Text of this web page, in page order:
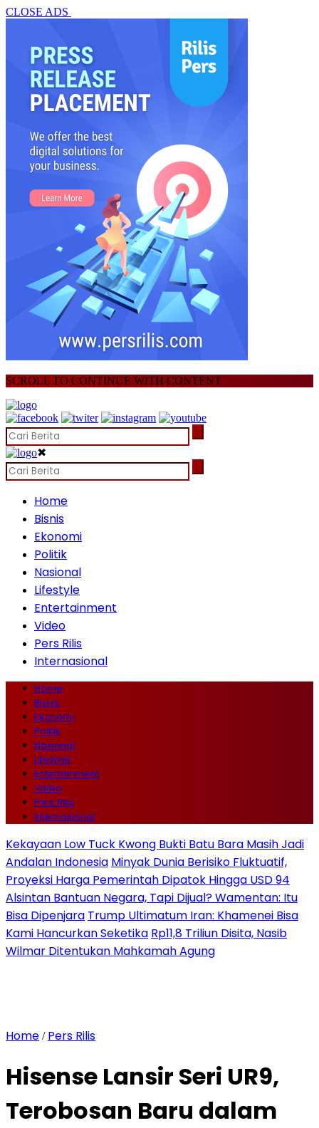
CLOSE ADS
SCROLL TO CONTINUE WITH CONTENT
✖
Home
Bisnis
Ekonomi
Politik
Nasional
Lifestyle
Entertainment
Video
Pers Rilis
Internasional
Home
Bisnis
Ekonomi
Politik
Nasional
Lifestyle
Entertainment
Video
Pers Rilis
Internasional
Kekayaan Low Tuck Kwong Bukti Batu Bara Masih Jadi
Andalan Indonesia Minyak Dunia Berisiko Fluktuatif,
Proyeksi Harga Pemerintah Dipatok Hingga USD 94
Alsintan Bantuan Negara, Tapi Dijual? Wamentan: Itu
Bisa Dipenjara Trump Ultimatum Iran: Khamenei Bisa
Kami Hancurkan Seketika Rp11,8 Triliun Disita, Nasib
Wilmar Ditentukan Mahkamah Agung
Home / Pers Rilis
Hisense Lansir Seri UR9,
Terobosan Baru dalam